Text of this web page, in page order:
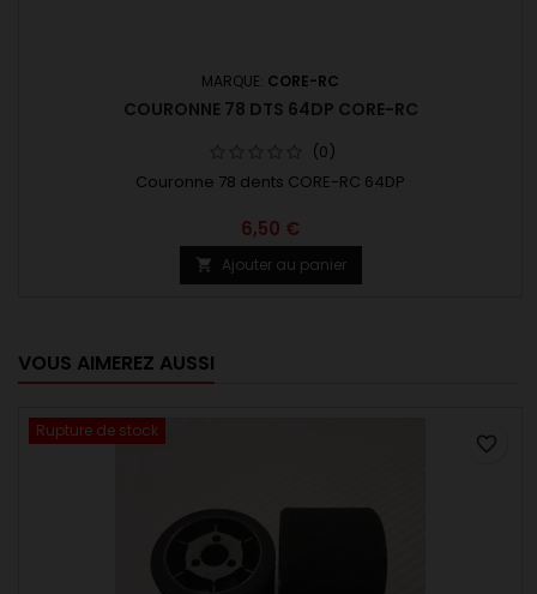
MARQUE: CORE-RC
COURONNE 78 DTS 64DP CORE-RC
(0)
Couronne 78 dents CORE-RC 64DP
6,50 €
 Ajouter au panier
VOUS AIMEREZ AUSSI
Rupture de stock
favorite_border